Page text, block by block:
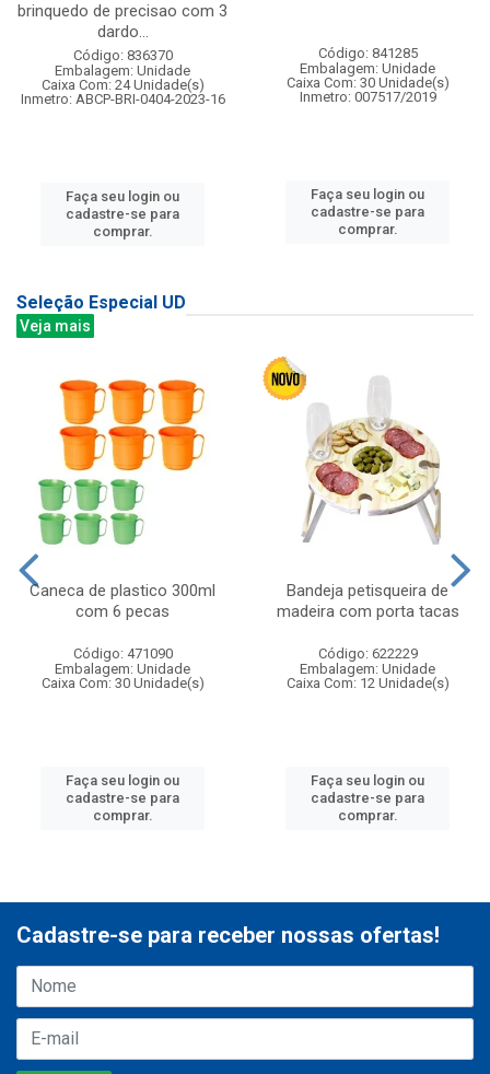
brinquedo de precisao com 3
dardo...
Código: 836370
Embalagem: Unidade
Caixa Com: 24 Unidade(s)
Inmetro: ABCP-BRI-0404-2023-16
Faça seu login ou
cadastre-se para
comprar.
Código: 841285
Embalagem: Unidade
Caixa Com: 30 Unidade(s)
Inmetro: 007517/2019
Faça seu login ou
cadastre-se para
comprar.
Seleção Especial UD
Veja mais
Caneca de plastico 300ml
com 6 pecas
Código: 471090
Embalagem: Unidade
Caixa Com: 30 Unidade(s)
Faça seu login ou
cadastre-se para
comprar.
Bandeja petisqueira de
madeira com porta tacas
Código: 622229
Embalagem: Unidade
Caixa Com: 12 Unidade(s)
Faça seu login ou
cadastre-se para
comprar.
Cadastre-se para receber nossas ofertas!